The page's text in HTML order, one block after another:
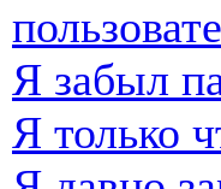
Я забыл
Я только